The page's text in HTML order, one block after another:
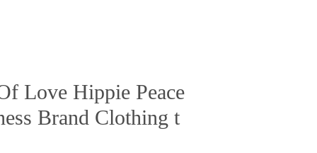
Love Hippie Peace
Brand Clothing t